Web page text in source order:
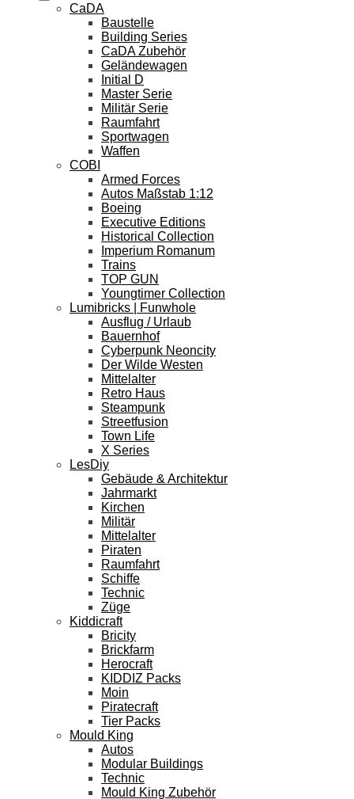
CaDA
Baustelle
Building Series
CaDA Zubehör
Geländewagen
Initial D
Master Serie
Militär Serie
Raumfahrt
Sportwagen
Waffen
COBI
Armed Forces
Autos Maßstab 1:12
Boeing
Executive Editions
Historical Collection
Imperium Romanum
Trains
TOP GUN
Youngtimer Collection
Lumibricks | Funwhole
Ausflug / Urlaub
Bauernhof
Cyberpunk Neoncity
Der Wilde Westen
Mittelalter
Retro Haus
Steampunk
Streetfusion
Town Life
X Series
LesDiy
Gebäude & Architektur
Jahrmarkt
Kirchen
Militär
Mittelalter
Piraten
Raumfahrt
Schiffe
Technic
Züge
Kiddicraft
Bricity
Brickfarm
Herocraft
KIDDIZ Packs
Moin
Piratecraft
Tier Packs
Mould King
Autos
Modular Buildings
Technic
Mould King Zubehör